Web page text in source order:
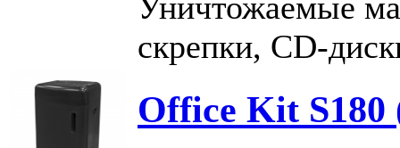
скрепки, CD-
Office Kit S180